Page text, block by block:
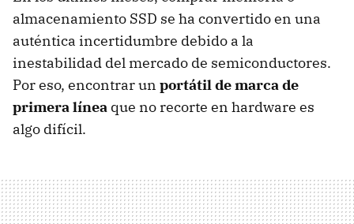
almacenamiento SSD se ha convertido en una
auténtica incertidumbre debido a la
inestabilidad del mercado de semiconductores.
Por eso, encontrar un portátil de marca de
primera línea que no recorte en hardware es
algo difícil.